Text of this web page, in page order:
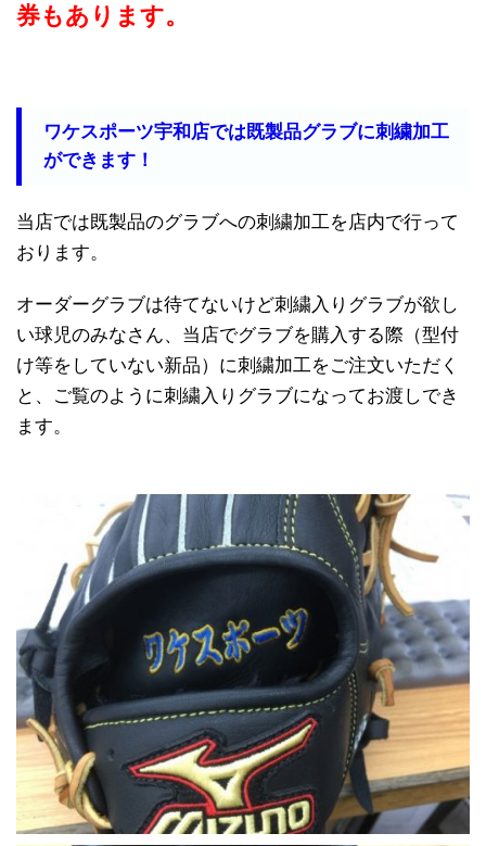
券もあります。
ワケスポーツ宇和店では既製品グラブに刺繍加工
ができます！
当店では既製品のグラブへの刺繍加工を店内で行って
おります。
オーダーグラブは待てないけど刺繍入りグラブが欲し
い球児のみなさん、当店でグラブを購入する際（型付
け等をしていない新品）に刺繍加工をご注文いただく
と、ご覧のように刺繍入りグラブになってお渡しでき
ます。